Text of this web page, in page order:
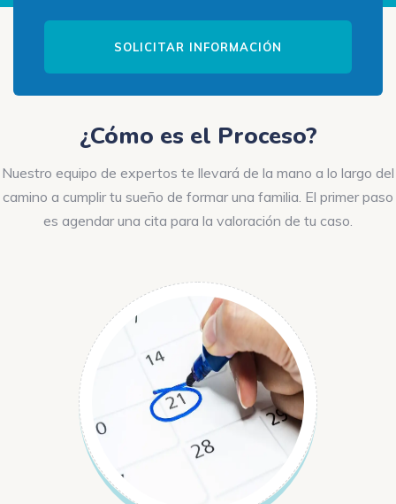
¿Cómo es el Proceso?
Nuestro equipo de expertos te llevará de la mano a lo largo del
camino a cumplir tu sueño de formar una familia. El primer paso
es agendar una cita para la valoración de tu caso.